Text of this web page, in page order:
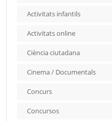
Activitats infantils
Activitats online
Ciència ciutadana
Cinema / Documentals
Concurs
Concursos